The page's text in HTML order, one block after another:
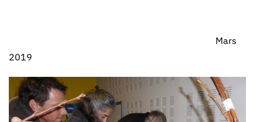
Mars
2019